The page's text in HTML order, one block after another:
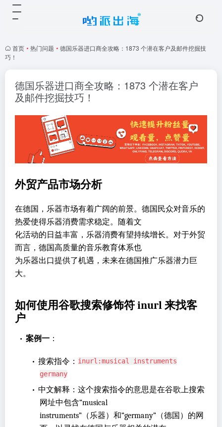
首页 • 热门问题 • 德国乐器进口商全攻略：1873 个潜在客户及邮件挖掘技
巧！
德国乐器进口商全攻略：1873 个潜在客户
及邮件挖掘技巧！
外贸产品市场分析
在德国，乐器市场有着广阔的前景。德国民众对音乐的
热爱使得乐器消费需求稳定。随着文
化活动的日益丰富，乐器消费有望持续增长。对于外贸
而言，德国高质量的音乐教育体系也
为乐器出口提供了机遇，未来在德国推广乐器潜力巨
大。
如何使用谷歌搜索修饰符 inurl 来找客
户
• 案例一 ：
• 搜索指令： inurl:musical instruments
germany
• 中文解释：这个搜索指令的意思是在谷歌上搜索
网址中包含“musical
instruments”（乐器）和“germany”（德国）的网